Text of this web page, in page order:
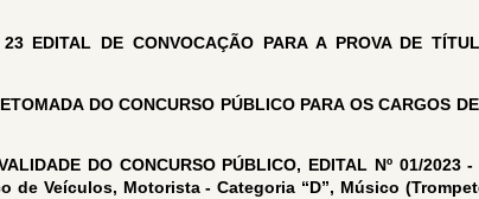
23 EDITAL DE CONVOCAÇÃO PARA A PROVA DE
DO CONCURSO PÚBLICO PARA OS CARGOS
DO CONCURSO PÚBLICO, EDITAL Nº 01/
de Veículos, Motorista - Categoria “D”, Músico